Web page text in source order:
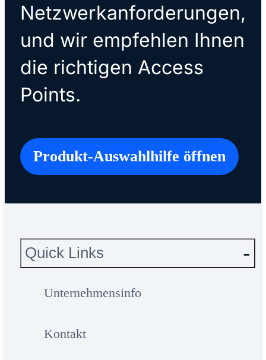
Netzwerkanforderungen,
und wir empfehlen Ihnen
die richtigen Access
Points.
Produkt-Auswahlhilfe öffnen
Quick Links
Unternehmensinfo
Kontakt